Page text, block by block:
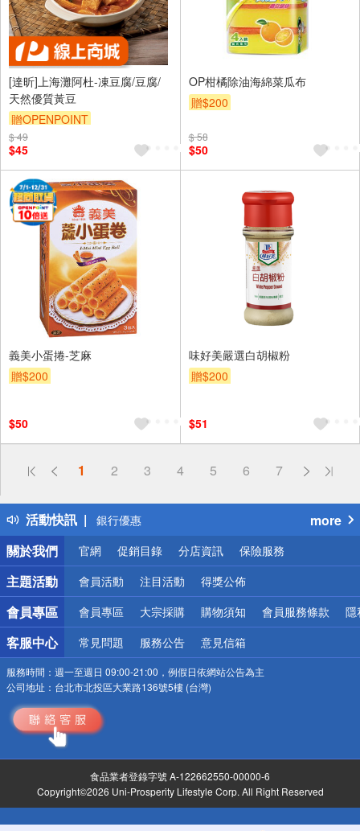
[達昕]上海灘阿杜-凍豆腐/豆腐/
天然優質黃豆
贈OPENPOINT
$ 49
$45
OP柑橘除油海綿菜瓜布
贈$200
$ 58
$50
義美小蛋捲-芝麻
贈$200
$50
味好美嚴選白胡椒粉
贈$200
$51
1 2 3 4 5 6 7
活動快訊
詐騙網頁！請小心！
熱門話題
銀行優惠
偏遠地區配送
詐騙網頁！請小心！
more
關於我們
官網 促銷目錄 分店資訊 保險服務
主題活動 會員活動 注目活動 得獎公佈
會員專區 會員專區 大宗採購 購物須知 會員服務條款 隱
客服中心 常見問題 服務公告 意見信箱
服務時間： 週一至週日 09:00-21:00，例假日依網站公告為主
公司地址： 台北市北投區大業路136號5樓 (台灣)
食品業者登錄字號 A-122662550-00000-6
Copyright©2026 Uni-Prosperity Lifestyle Corp. All Right Reserved